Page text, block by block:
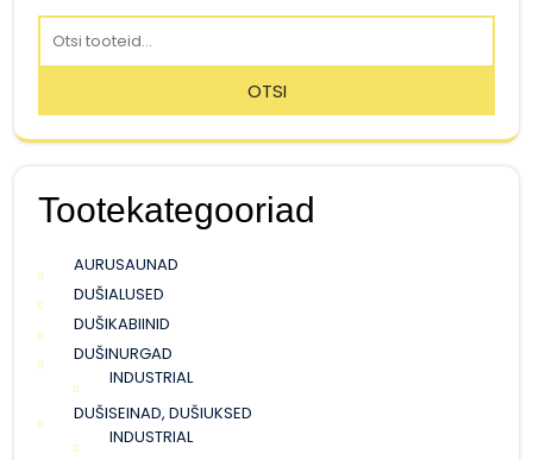
Otsi:
OTSI
Tootekategooriad
AURUSAUNAD
DUŠIALUSED
DUŠIKABIINID
DUŠINURGAD
INDUSTRIAL
DUŠISEINAD, DUŠIUKSED
INDUSTRIAL